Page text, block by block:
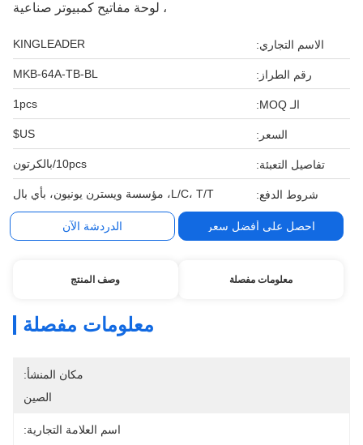
، لوحة مفاتيح كمبيوتر صناعية
الاسم التجاري: KINGLEADER
رقم الطراز: MKB-64A-TB-BL
الـ MOQ: 1pcs
السعر: US$
تفاصيل التعبئة: 10pcs/بالكرتون
شروط الدفع: L/C، T/T، مؤسسة ويسترن يونيون، بأي بال
احصل على أفضل سعر الدردشة الآن
معلومات مفصلة وصف المنتج
معلومات مفصلة
مكان المنشأ:
الصين
اسم العلامة التجارية: